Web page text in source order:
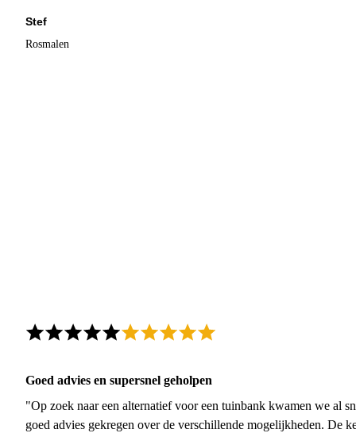
Stef
Rosmalen
Goed advies en supersnel geholpen
"Op zoek naar een alternatief voor een tuinbank kwamen we al
goed advies gekregen over de verschillende mogelijkheden. De